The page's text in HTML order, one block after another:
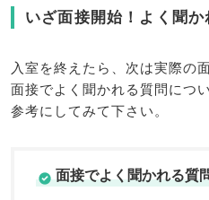
いざ面接開始！よく聞
入室を終えたら、次は実際の
面接でよく聞かれる質問につ
参考にしてみて下さい。
面接でよく聞かれる質